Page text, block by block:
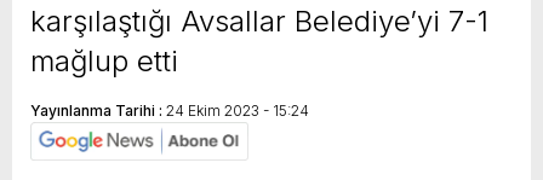
karşılaştığı Avsallar Belediye’yi 7-1
mağlup etti
Yayınlanma Tarihi : 24 Ekim 2023 - 15:24